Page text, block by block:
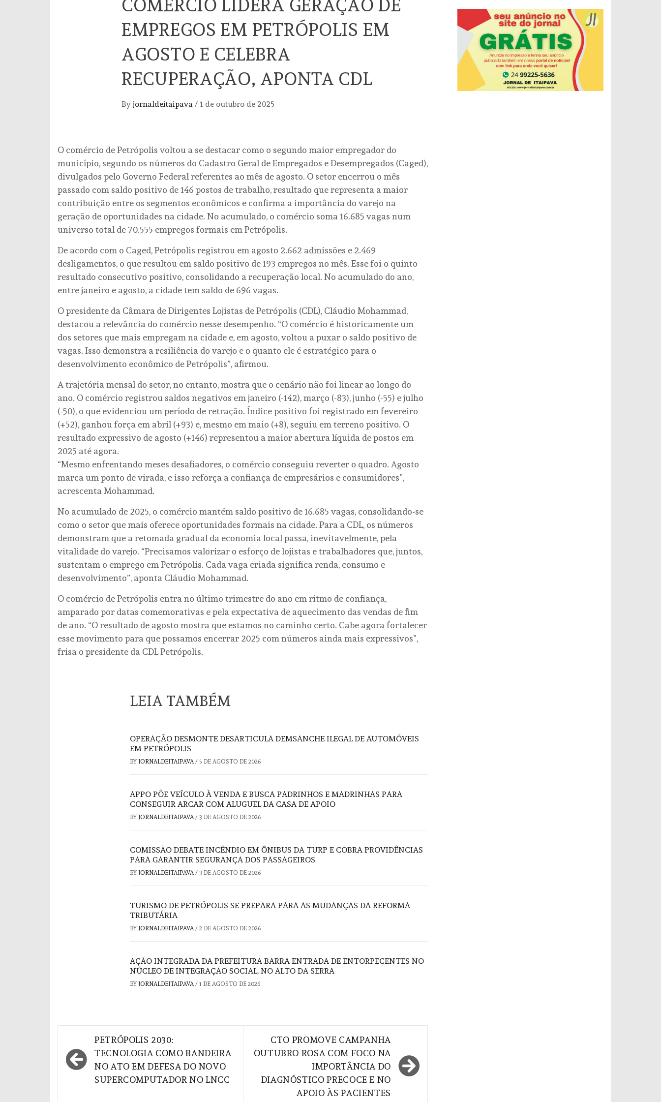
COMÉRCIO LIDERA GERAÇÃO DE
EMPREGOS EM PETRÓPOLIS EM
AGOSTO E CELEBRA
RECUPERAÇÃO, APONTA CDL
By jornaldeitaipava / 1 de outubro de 2025
O comércio de Petrópolis voltou a se destacar como o segundo maior empregador do
município, segundo os números do Cadastro Geral de Empregados e Desempregados (Caged),
divulgados pelo Governo Federal referentes ao mês de agosto. O setor encerrou o mês
passado com saldo positivo de 146 postos de trabalho, resultado que representa a maior
contribuição entre os segmentos econômicos e confirma a importância do varejo na
geração de oportunidades na cidade. No acumulado, o comércio soma 16.685 vagas num
universo total de 70.555 empregos formais em Petrópolis.
De acordo com o Caged, Petrópolis registrou em agosto 2.662 admissões e 2.469
desligamentos, o que resultou em saldo positivo de 193 empregos no mês. Esse foi o quinto
resultado consecutivo positivo, consolidando a recuperação local. No acumulado do ano,
entre janeiro e agosto, a cidade tem saldo de 696 vagas.
O presidente da Câmara de Dirigentes Lojistas de Petrópolis (CDL), Cláudio Mohammad,
destacou a relevância do comércio nesse desempenho. “O comércio é historicamente um
dos setores que mais empregam na cidade e, em agosto, voltou a puxar o saldo positivo de
vagas. Isso demonstra a resiliência do varejo e o quanto ele é estratégico para o
desenvolvimento econômico de Petrópolis”, afirmou.
A trajetória mensal do setor, no entanto, mostra que o cenário não foi linear ao longo do
ano. O comércio registrou saldos negativos em janeiro (-142), março (-83), junho (-55) e julho
(-50), o que evidenciou um período de retração. Índice positivo foi registrado em fevereiro
(+52), ganhou força em abril (+93) e, mesmo em maio (+8), seguiu em terreno positivo. O
resultado expressivo de agosto (+146) representou a maior abertura líquida de postos em
2025 até agora.
“Mesmo enfrentando meses desafiadores, o comércio conseguiu reverter o quadro. Agosto
marca um ponto de virada, e isso reforça a confiança de empresários e consumidores”,
acrescenta Mohammad.
No acumulado de 2025, o comércio mantém saldo positivo de 16.685 vagas, consolidando-se
como o setor que mais oferece oportunidades formais na cidade. Para a CDL, os números
demonstram que a retomada gradual da economia local passa, inevitavelmente, pela
vitalidade do varejo. “Precisamos valorizar o esforço de lojistas e trabalhadores que, juntos,
sustentam o emprego em Petrópolis. Cada vaga criada significa renda, consumo e
desenvolvimento”, aponta Cláudio Mohammad.
O comércio de Petrópolis entra no último trimestre do ano em ritmo de confiança,
amparado por datas comemorativas e pela expectativa de aquecimento das vendas de fim
de ano. “O resultado de agosto mostra que estamos no caminho certo. Cabe agora fortalecer
esse movimento para que possamos encerrar 2025 com números ainda mais expressivos”,
frisa o presidente da CDL Petrópolis.
LEIA TAMBÉM
OPERAÇÃO DESMONTE DESARTICULA DEMSANCHE ILEGAL DE AUTOMÓVEIS
EM PETRÓPOLIS
BY JORNALDEITAIPAVA / 5 DE AGOSTO DE 2026
APPO PÕE VEÍCULO À VENDA E BUSCA PADRINHOS E MADRINHAS PARA
CONSEGUIR ARCAR COM ALUGUEL DA CASA DE APOIO
BY JORNALDEITAIPAVA / 3 DE AGOSTO DE 2026
COMISSÃO DEBATE INCÊNDIO EM ÔNIBUS DA TURP E COBRA PROVIDÊNCIAS
PARA GARANTIR SEGURANÇA DOS PASSAGEIROS
BY JORNALDEITAIPAVA / 3 DE AGOSTO DE 2026
TURISMO DE PETRÓPOLIS SE PREPARA PARA AS MUDANÇAS DA REFORMA
TRIBUTÁRIA
BY JORNALDEITAIPAVA / 2 DE AGOSTO DE 2026
AÇÃO INTEGRADA DA PREFEITURA BARRA ENTRADA DE ENTORPECENTES NO
NÚCLEO DE INTEGRAÇÃO SOCIAL, NO ALTO DA SERRA
BY JORNALDEITAIPAVA / 1 DE AGOSTO DE 2026
Navegação
de
Post
PETRÓPOLIS 2030:
TECNOLOGIA COMO BANDEIRA
NO ATO EM DEFESA DO NOVO
SUPERCOMPUTADOR NO LNCC
CTO PROMOVE CAMPANHA
OUTUBRO ROSA COM FOCO NA
IMPORTÂNCIA DO
DIAGNÓSTICO PRECOCE E NO
APOIO ÀS PACIENTES